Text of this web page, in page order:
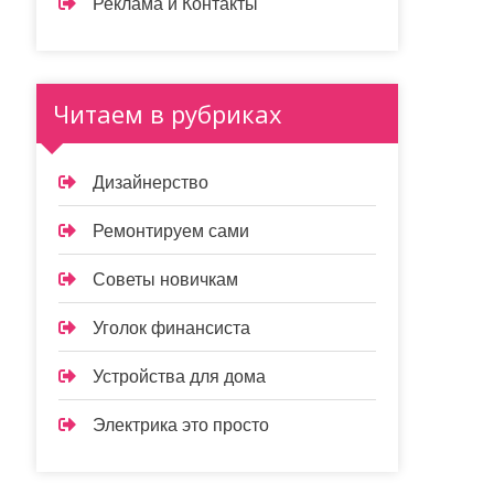
Реклама и Контакты
Читаем в рубриках
Дизайнерство
Ремонтируем сами
Советы новичкам
Уголок финансиста
Устройства для дома
Электрика это просто